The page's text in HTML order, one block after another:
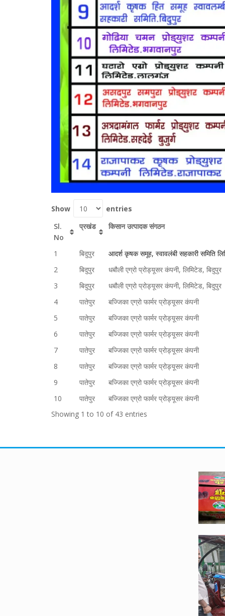
Show
entries
Sl.
No
प्रखंड किसान उत्पादक संगठन
1 बिदुपुर
आदर्श कृषक समूह, स्वावलंबी सहकारी समिति
2
बिदुपुर
धबौली एग्रो प्रोड्यूसर कंपनी, लिमिटेड, बिदुपुर
3
बिदुपुर
धबौली एग्रो प्रोड्यूसर कंपनी, लिमिटेड, बिदुपुर
4
पातेपुर
बज्जिका एग्रो फार्मर प्रोड्यूसर कंपनी
5
पातेपुर
बज्जिका एग्रो फार्मर प्रोड्यूसर कंपनी
6
पातेपुर
बज्जिका एग्रो फार्मर प्रोड्यूसर कंपनी
7
पातेपुर
बज्जिका एग्रो फार्मर प्रोड्यूसर कंपनी
8
पातेपुर
बज्जिका एग्रो फार्मर प्रोड्यूसर कंपनी
9
पातेपुर
बज्जिका एग्रो फार्मर प्रोड्यूसर कंपनी
10
पातेपुर
बज्जिका एग्रो फार्मर प्रोड्यूसर कंपनी
Showing 1 to 10 of 43 entries